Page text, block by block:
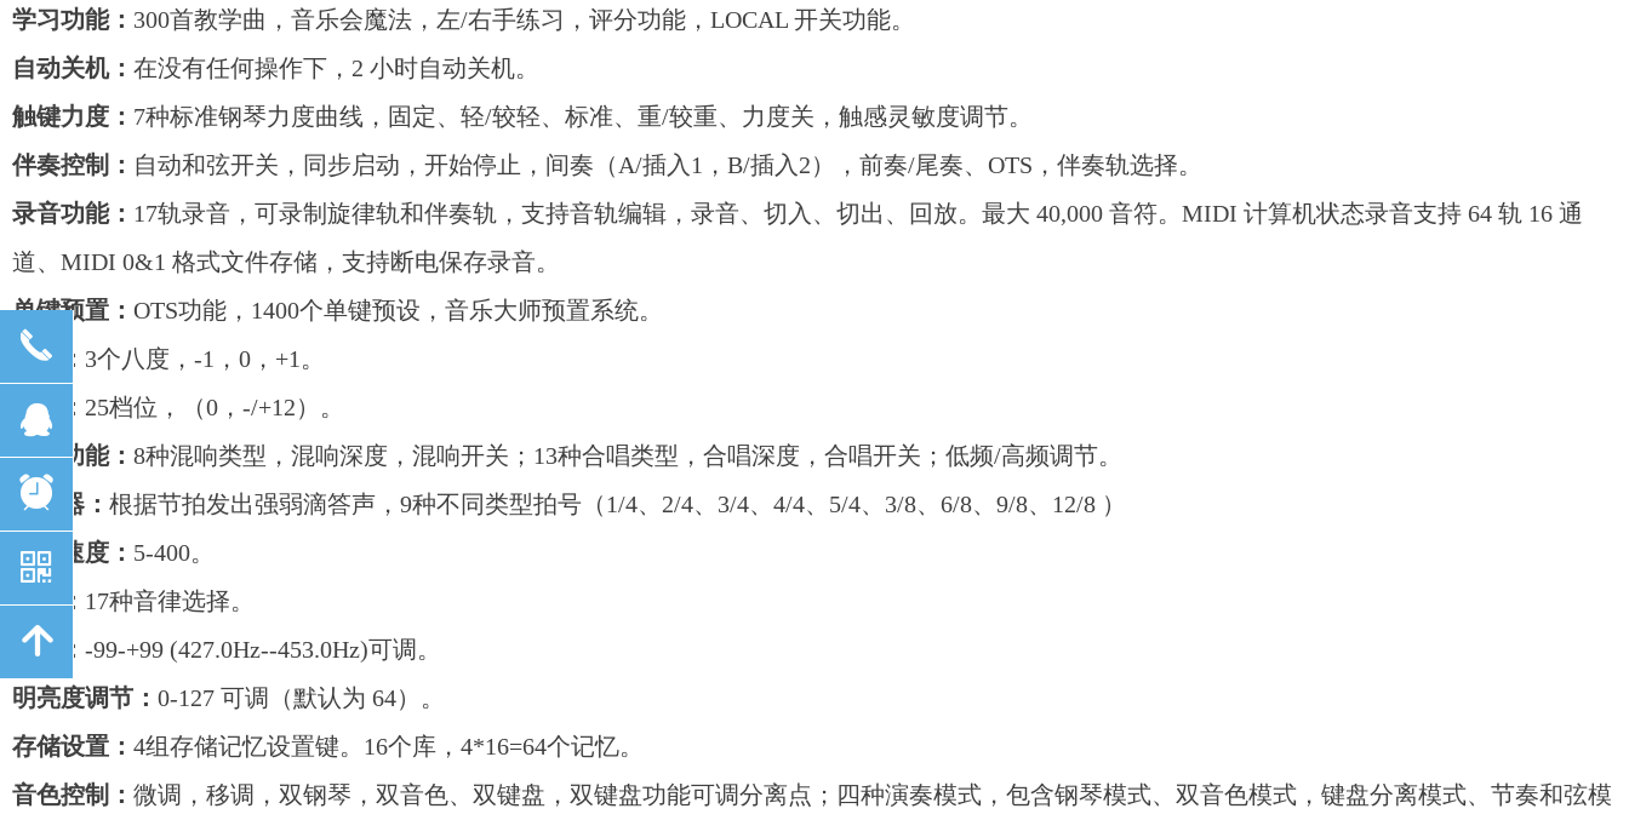
学习功能： 300首教学曲，音乐会魔法，左/右手练习，评分功能，LOCAL 开关功能。
自动关机： 在没有任何操作下，2 小时自动关机。
触键力度： 7种标准钢琴力度曲线，固定、轻/较轻、标准、重/较重、力度关，触感灵敏度调节。
伴奏控制： 自动和弦开关，同步启动，开始停止，间奏（A/插入1，B/插入2），前奏/尾奏、OTS，伴奏轨选择。
录音功能： 17轨录音，可录制旋律轨和伴奏轨，支持音轨编辑，录音、切入、切出、回放。最大 40,000 音符。MIDI 计算机状态录音支持 64 轨 16 通
道、MIDI 0&1 格式文件存储，支持断电保存录音。
单键预置： OTS功能，1400个单键预设，音乐大师预置系统。
八度： 3个八度，-1，0，+1。
移调： 25档位，（0，-/+12）。
效果功能： 8种混响类型，混响深度，混响开关；13种合唱类型，合唱深度，合唱开关；低频/高频调节。
节拍器： 根据节拍发出强弱滴答声，9种不同类型拍号（1/4、2/4、3/4、4/4、5/4、3/8、6/8、9/8、12/8 ）
节拍速度： 5-400。
音律： 17种音律选择。
调音： -99-+99 (427.0Hz--453.0Hz)可调。
明亮度调节： 0-127 可调（默认为 64）。
存储设置： 4组存储记忆设置键。16个库，4*16=64个记忆。
音色控制： 微调，移调，双钢琴，双音色、双键盘，双键盘功能可调分离点；四种演奏模式，包含钢琴模式、双音色模式，键盘分离模式、节奏和弦模
끅
뀩
뀥
낃
녕